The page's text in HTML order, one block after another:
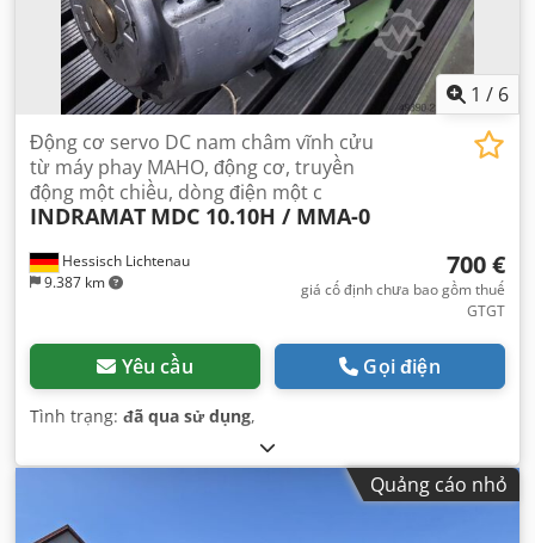
1 / 6
Hessisch Lichtenau
9.387 km
Động cơ servo DC nam châm vĩnh cửu
từ máy phay MAHO, động cơ, truyền
động một chiều, dòng điện một c
INDRAMAT MDC 10.10H / MMA-0
700 €
giá cố định chưa bao gồm thuế
GTGT
Yêu cầu Gọi điện
Tình trạng: đã qua sử dụng,
Quảng cáo nhỏ